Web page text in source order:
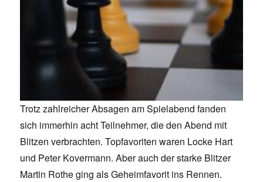
Trotz zahlreicher Absagen am Spielabend fanden
sich immerhin acht Teilnehmer, die den Abend mit
Blitzen verbrachten. Topfavoriten waren Locke Hart
und Peter Kovermann. Aber auch der starke Blitzer
Martin Rothe ging als Geheimfavorit ins Rennen.